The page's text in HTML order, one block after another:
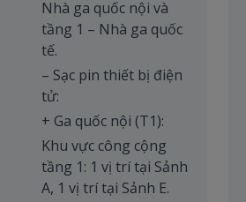
Nhà ga quốc nội và
tầng 1 – Nhà ga quốc
tế.
– Sạc pin thiết bị điện
tử:
+ Ga quốc nội (T1):
Khu vực công cộng
tầng 1: 1 vị trí tại Sảnh
A, 1 vị trí tại Sảnh E.